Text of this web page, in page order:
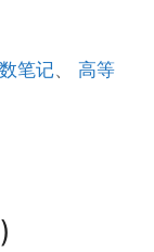
笔记、高等